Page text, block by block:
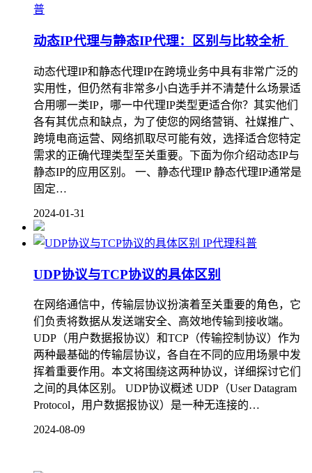
普
动态IP代理与静态IP代理：区别与比较全析
动态代理IP和静态代理IP在跨境业务中具有非常广泛的
实用性，但仍然有非常多小白选手并不清楚什么场景适
合用哪一类IP，哪一中代理IP类型更适合你？其实他们
各有其优点和缺点，为了使您的网络营销、社媒推广、
跨境电商运营、网络抓取尽可能有效，选择适合您特定
需求的正确代理类型至关重要。下面为你介绍动态IP与
静态IP的应用区别。 一、静态代理IP 静态代理IP通常是
固定…
2024-01-31
IP代理科普
UDP协议与TCP协议的具体区别
在网络通信中，传输层协议扮演着至关重要的角色，它
们负责将数据从发送端安全、高效地传输到接收端。
UDP（用户数据报协议）和TCP（传输控制协议）作为
两种最基础的传输层协议，各自在不同的应用场景中发
挥着重要作用。本文将围绕这两种协议，详细探讨它们
之间的具体区别。 UDP协议概述 UDP（User Datagram
Protocol，用户数据报协议）是一种无连接的…
2024-08-09